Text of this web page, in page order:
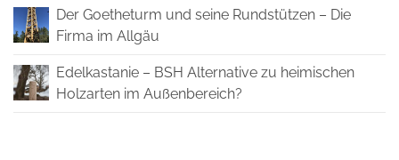
Der Goetheturm und seine Rundstützen – Die
Firma im Allgäu
Edelkastanie – BSH Alternative zu heimischen
Holzarten im Außenbereich?